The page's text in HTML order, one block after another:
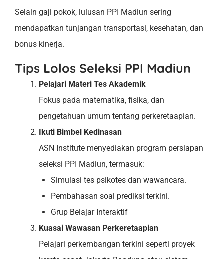
Selain gaji pokok, lulusan PPI Madiun sering
mendapatkan tunjangan transportasi, kesehatan, dan
bonus kinerja.
Tips Lolos Seleksi PPI Madiun
Pelajari Materi Tes Akademik
Fokus pada matematika, fisika, dan
pengetahuan umum tentang perkeretaapian.
Ikuti Bimbel Kedinasan
ASN Institute menyediakan program persiapan
seleksi PPI Madiun, termasuk:
Simulasi tes psikotes dan wawancara.
Pembahasan soal prediksi terkini.
Grup Belajar Interaktif
Kuasai Wawasan Perkeretaapian
Pelajari perkembangan terkini seperti proyek